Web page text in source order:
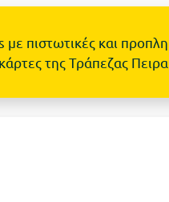
με πιστωτικές και
της Τράπεζας